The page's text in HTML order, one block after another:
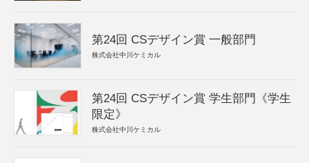
第24回 CSデザイン賞 一般部門
株式会社中川ケミカル
第24回 CSデザイン賞 学生部門《学生
限定》
株式会社中川ケミカル